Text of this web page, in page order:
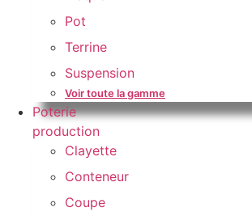
Pot
Terrine
Suspension
Voir toute la gamme
Poterie
production
Clayette
Conteneur
Coupe